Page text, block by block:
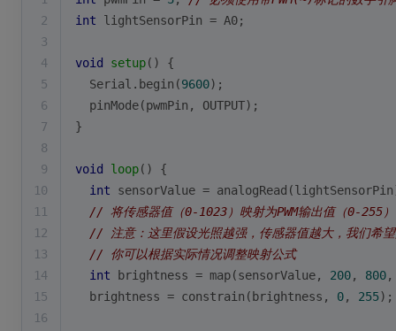
2
int lightSensorPin = A0;
3
4
void setup()
{
5
  Serial.
begin (9600);
6
pinMode(pwmPin, OUTPUT);
7
}
8
9
void loop()
{
10
int sensorValue = analogRead
11
// 将传感器值（0-1023）映射为PWM输出值（0-255）
12
// 注意：这里假设光照越强，传感器值越大，我们希
13
// 你可以根据实际情况调整映射公式
14
int brightness = map(sensorValue, 200, 800
15
  brightness =
constrain (brightness, 0, 255
16